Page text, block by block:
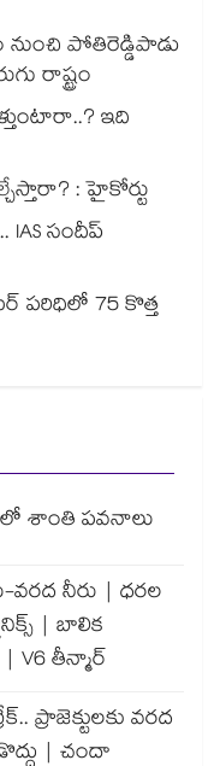
నుంచి పోతిరెడ్డిపాడు
రాష్ట్రం
ఇది
: హైకోర్టు
IAS సందీప్
పరిధిలో 75 కొత్త
శాంతి పవనాలు
వరద నీరు | ధరల
| బాలిక
V6 తీన్మార్
ప్రాజెక్టులకు వరద
| చందా